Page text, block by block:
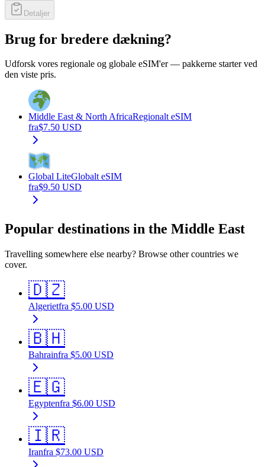
Detaljer
Brug for bredere dækning?
Udforsk vores regionale og globale eSIM'er — pakkerne starter ved
den viste pris.
Middle East & North AfricaRegionalt eSIM
fra$7.50 USD
Global LiteGlobalt eSIM
fra$9.50 USD
Popular destinations in the Middle East
Travelling somewhere else nearby? Browse other countries we
cover.
🇩🇿
Algerietfra $5.00 USD
🇧🇭
Bahrainfra $5.00 USD
🇪🇬
Egyptenfra $6.00 USD
🇮🇷
Iranfra $73.00 USD